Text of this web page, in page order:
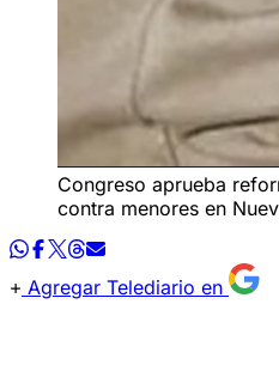
Congreso aprueba
contra menores en
Agregar Telediario en